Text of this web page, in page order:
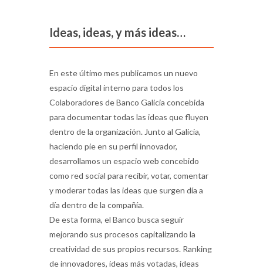
Ideas, ideas, y más ideas…
En este último mes publicamos un nuevo
espacio digital interno para todos los
Colaboradores de Banco Galicia concebida
para documentar todas las ideas que fluyen
dentro de la organización. Junto al Galicia,
haciendo pie en su perfil innovador,
desarrollamos un espacio web concebido
como red social para recibir, votar, comentar
y moderar todas las ideas que surgen día a
día dentro de la compañía.
De esta forma, el Banco busca seguir
mejorando sus procesos capitalizando la
creatividad de sus propios recursos. Ranking
de innovadores, ideas más votadas, ideas